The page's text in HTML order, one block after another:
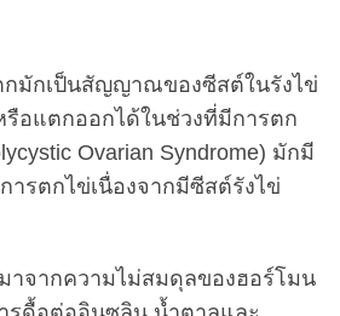
กมักเป็นสัญญาณของซีสต์ในรังไข่
อแตกออกได้ในช่วงที่มีการตก
Ovarian Syndrome) มักมี
ารตกไข่เนื่องจากมีซีสต์รังไข่
าจากความไม่สมดุลของฮอร์โมน